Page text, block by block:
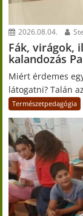
2026.08.04.
Fák, virágok,
kalandozás
Miért érdemes
látogatni? Talán
Természetpedagógia